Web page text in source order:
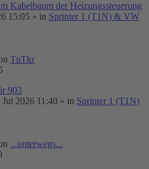
Kabelbaum der Heizungssteuerung
15:05 » in Sprinter 1 (T1N) & VW
TnTkr
903
Jul 2026 11:40 » in Sprinter 1 (T1N)
...unterwegs...